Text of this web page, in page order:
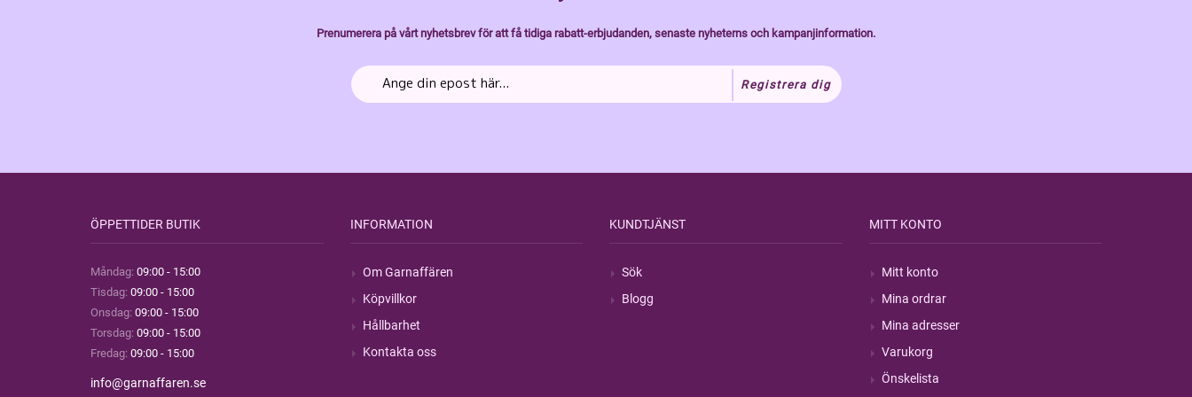
Prenumerera på vårt nyhetsbrev för att få tidiga rabatt-erbjudanden, senaste nyheterns och kampanjinformation.
Registrera dig
ÖPPETTIDER BUTIK
Måndag: 09:00 - 15:00
Tisdag: 09:00 - 15:00
Onsdag: 09:00 - 15:00
Torsdag: 09:00 - 15:00
Fredag: 09:00 - 15:00
info@garnaffaren.se
INFORMATION
Om Garnaffären
Köpvillkor
Hållbarhet
Kontakta oss
KUNDTJÄNST
Sök
Blogg
MITT KONTO
Mitt konto
Mina ordrar
Mina adresser
Varukorg
Önskelista